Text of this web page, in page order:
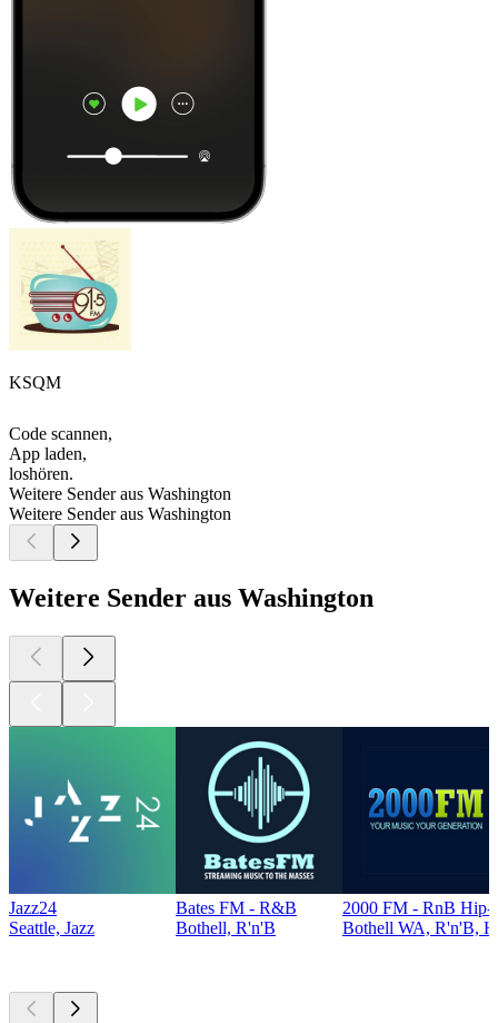
KSQM
Code scannen,
App laden,
loshören.
Weitere Sender aus Washington
Weitere Sender aus Washington
Weitere Sender aus Washington
Jazz24
Seattle, Jazz
Bates FM - R&B
Bothell, R'n'B
2000 FM - RnB Hip-
Bothell WA, R'n'B,